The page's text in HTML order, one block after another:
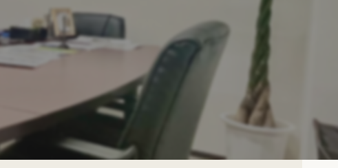
選ばれる理由
よくある質問
無料セミナー実施予定(相続漫才・終活講座)